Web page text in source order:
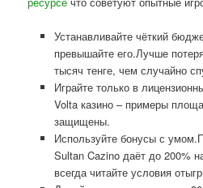
Устанавливайте чёткий
превышайте его.Лучше
тысяч тенге, чем случайно
Играйте только в
Volta казино – примеры
защищены.
Используйте бонусы с
Sultan Cazino даёт до 200%
всегда читайте условия